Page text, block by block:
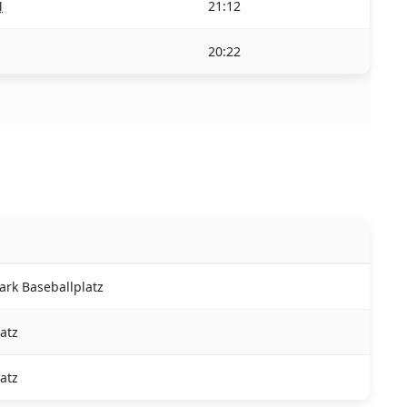
21:12
20:22
Baseballplatz